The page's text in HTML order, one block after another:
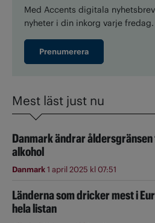
Med Accents digitala
nyheter i din inkorg varje fredag.
Prenumerera
Mest läst just nu
Danmark ändrar
alkohol
Danmark1 april 2025 kl 07:51
Länderna som dricker mest i
hela listan